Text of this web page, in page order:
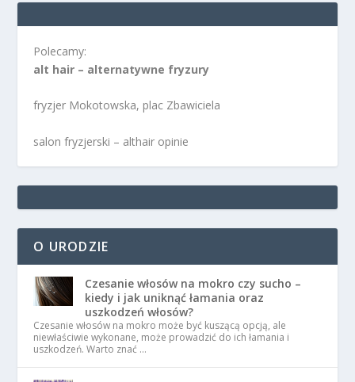
Polecamy:
alt hair – alternatywne fryzury
fryzjer Mokotowska, plac Zbawiciela
salon fryzjerski – althair opinie
O URODZIE
Czesanie włosów na mokro czy sucho –
kiedy i jak uniknąć łamania oraz
uszkodzeń włosów?
Czesanie włosów na mokro może być kuszącą opcją, ale
niewłaściwie wykonane, może prowadzić do ich łamania i
uszkodzeń. Warto znać …